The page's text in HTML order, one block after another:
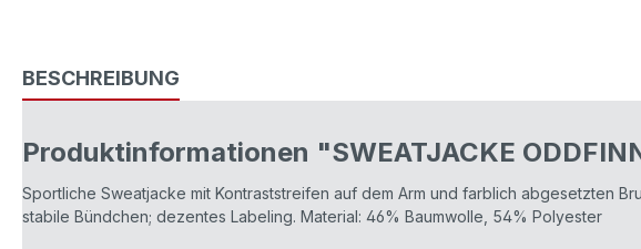
BESCHREIBUNG
Produktinformationen "SWEATJACKE
Sportliche Sweatjacke mit Kontraststreifen auf dem Arm und farblich abgesetzten
stabile Bündchen; dezentes Labeling. Material: 46% Baumwolle, 54% Polyester